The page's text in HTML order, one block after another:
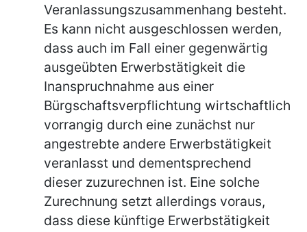
Veranlassungszusammenhang besteht.
Es kann nicht ausgeschlossen werden,
dass auch im Fall einer gegenwärtig
ausgeübten Erwerbstätigkeit die
Inanspruchnahme aus einer
Bürgschaftsverpflichtung wirtschaftlich
vorrangig durch eine zunächst nur
angestrebte andere Erwerbstätigkeit
veranlasst und dementsprechend
dieser zuzurechnen ist. Eine solche
Zurechnung setzt allerdings voraus,
dass diese künftige Erwerbstätigkeit